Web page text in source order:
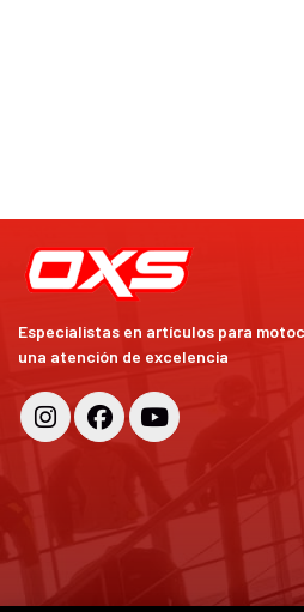
Especialistas en artículos para
una atención de excelencia